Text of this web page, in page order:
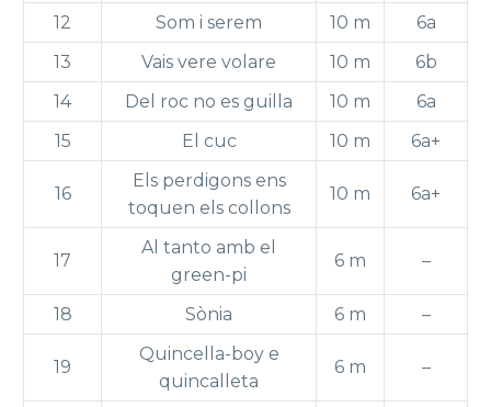
12
Som i serem 10 m
6a
13
Vais vere volare 10 m
6b
14
Del roc no es guilla 10 m
6a
15
El cuc 10 m 6a+
16
Els perdigons ens
toquen els collons
10 m 6a+
17
Al tanto amb el
green-pi
6 m –
18 Sònia 6 m –
19
Quincella-boy e
quincalleta
6 m –